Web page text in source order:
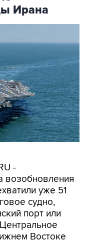
Ирана
-
возобновления
уже 51
судно,
порт или
Востоке